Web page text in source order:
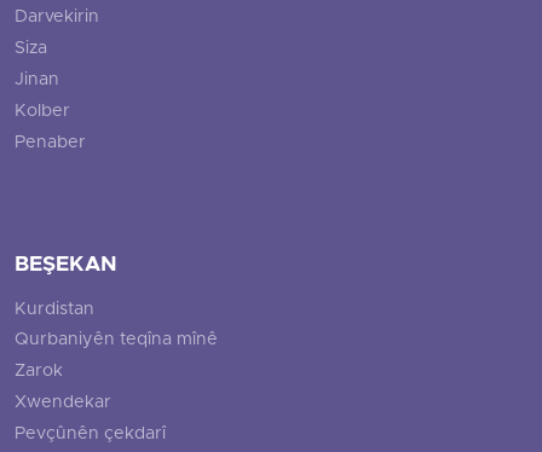
Darvekirin
Siza
Jinan
Kolber
Penaber
BEŞEKAN
Kurdistan
Qurbaniyên teqîna mînê
Zarok
Xwendekar
Pevçûnên çekdarî